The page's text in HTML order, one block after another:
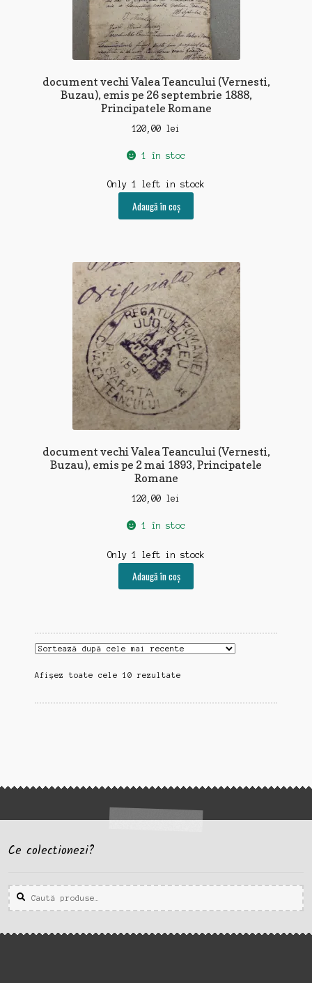
document vechi Valea Teancului (Vernesti,
Buzau), emis pe 26 septembrie 1888,
Principatele Romane
120,00 lei
1 în stoc
Only 1 left in stock
Adaugă în coș
document vechi Valea Teancului (Vernesti,
Buzau), emis pe 2 mai 1893, Principatele
Romane
120,00 lei
1 în stoc
Only 1 left in stock
Adaugă în coș
Afișez toate cele 10 rezultateSortat
cele
Ce colectionezi?
Caută
după:
Caută